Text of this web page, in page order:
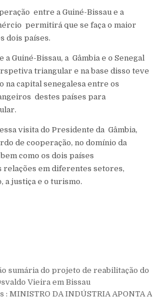
entre a Guiné-Bissau e a
permitirá que se faça o maior
dois países.
Guiné-Bissau, a Gâmbia e o Senegal
triangular e na base disso teve
na capital senegalesa entre os
destes países para
visita do Presidente da Gâmbia,
de cooperação, no domínio da
como os dois países
relações em diferentes setores,
a justiça e o turismo.
Post
sumária do projeto de reabilitação do
Vieira em Bissau
: MINISTRO DA INDÚSTRIA ‎APONTA A